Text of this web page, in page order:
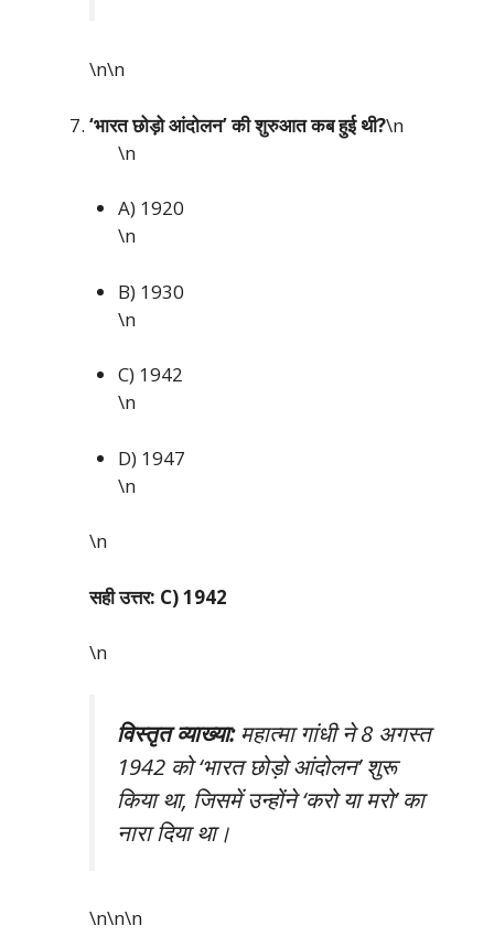
\n\n
‘भारत छोड़ो आंदोलन’ की शुरुआत कब हुई थी?\n
\n
A) 1920
\n
B) 1930
\n
C) 1942
\n
D) 1947
\n
\n
सही उत्तर: C) 1942
\n
विस्तृत व्याख्या:महात्मा गांधी ने 8 अगस्त
1942 को ‘भारत छोड़ो आंदोलन’ शुरू
किया था, जिसमें उन्होंने ‘करो या मरो’ का
नारा दिया था।
\n\n\n